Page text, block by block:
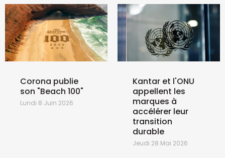
Corona publie
son "Beach 100"
Lundi 8 Juin 2026
Kantar et l'ONU
appellent les
marques à
accélérer leur
transition
durable
Jeudi 28 Mai 2026